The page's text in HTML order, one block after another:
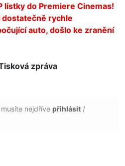
lístky do Premiere Cinemas!
rychle
auto, došlo ke zranění
zpráva
nejdříve přihlásit /